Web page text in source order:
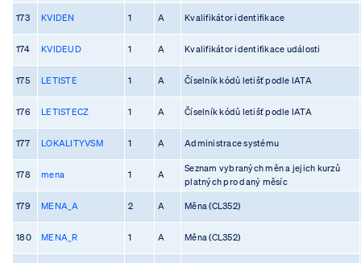
173 KVIDEN 1 A Kvalifikátor identifikace
174 KVIDEUD 1 A Kvalifikátor identifikace události
175 LETISTE 1 A Číselník kódů letišť podle IATA
176 LETISTECZ 1 A Číselník kódů letišť podle IATA
177 LOKALITYVSM 1 A Administrace systému
178 mena 1 A
Seznam vybraných měn a jejich kurzů
platných pro daný měsíc
179 MENA_A 2 A Měna (CL352)
180 MENA_R 1 A Měna (CL352)